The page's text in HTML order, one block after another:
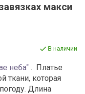
макси
В наличии
неба" . Платье
ткани, которая
Длина